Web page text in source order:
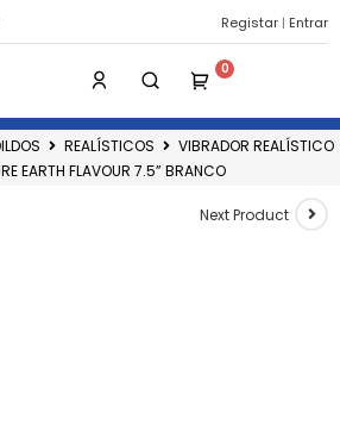
Registar | Entrar
REALÍSTICOS
VIBRADOR REALÍSTICO
EARTH FLAVOUR 7.5” BRANCO
Next Product